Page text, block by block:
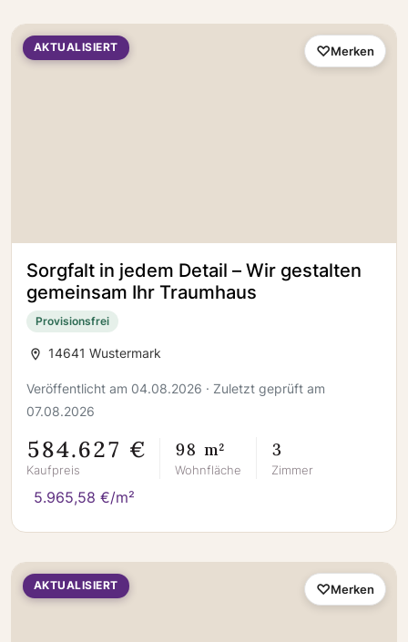
AKTUALISIERT
Sorgfalt in jedem Detail – Wir gestalten
gemeinsam Ihr Traumhaus
Provisionsfrei
14641 Wustermark
Veröffentlicht am 04.08.2026 · Zuletzt geprüft am
07.08.2026
584.627 €
Kaufpreis
98 m²
Wohnfläche
3
Zimmer
5.965,58 €/m²
Merken
AKTUALISIERT Merken